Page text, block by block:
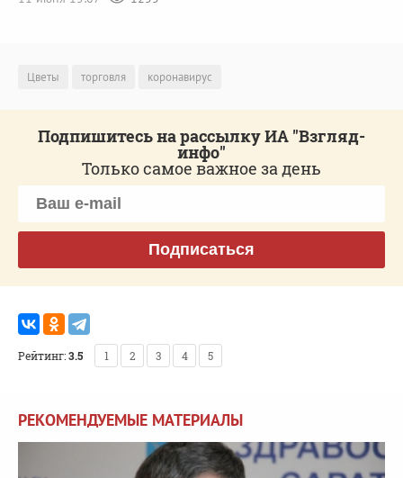
Цветы торговля коронавирус
Подпишитесь на рассылку ИА "Взгляд-
инфо"
Только самое важное за день
Подписаться
Рейтинг:3.5 1 2 3 4 5
РЕКОМЕНДУЕМЫЕ МАТЕРИАЛЫ